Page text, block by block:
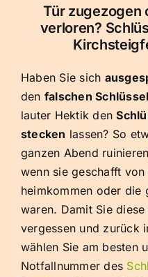
Tür zugezogen
verloren?
Haben Sie sich
den falschen Schlüssel
lauter Hektik den
stecken lassen? So
ganzen Abend
wenn sie geschafft
heimkommen oder die
waren. Damit Sie
vergessen und zurück
wählen Sie am besten
Notfallnummer des